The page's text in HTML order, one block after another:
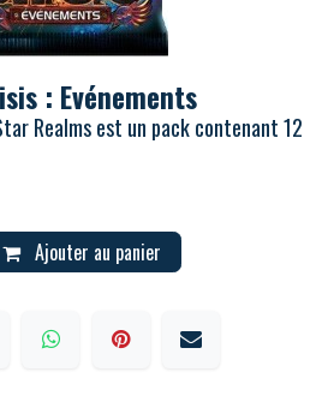
: Evénements
Realms est un pack contenant 12
Ajouter au panier